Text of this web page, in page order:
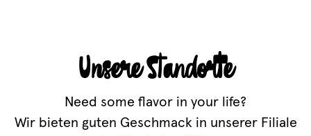
Unsere Standorte
Need some flavor in your life?
Wir bieten guten Geschmack in unserer Filiale